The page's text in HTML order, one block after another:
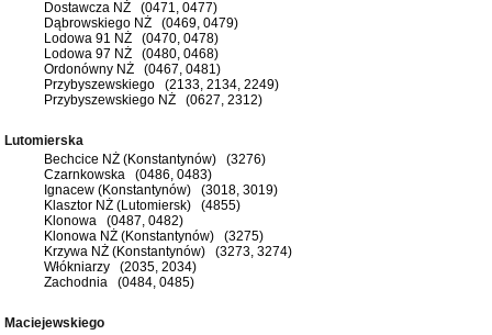
Dostawcza NŻ (0471, 0477)
Dąbrowskiego NŻ (0469, 0479)
Lodowa 91 NŻ (0470, 0478)
Lodowa 97 NŻ (0480, 0468)
Ordonówny NŻ (0467, 0481)
Przybyszewskiego (2133, 2134, 2249)
Przybyszewskiego NŻ (0627, 2312)
Lutomierska
Bechcice NŻ (Konstantynów) (3276)
Czarnkowska (0486, 0483)
Ignacew (Konstantynów) (3018, 3019)
Klasztor NŻ (Lutomiersk) (4855)
Klonowa (0487, 0482)
Klonowa NŻ (Konstantynów) (3275)
Krzywa NŻ (Konstantynów) (3273, 3274)
Włókniarzy (2035, 2034)
Zachodnia (0484, 0485)
Maciejewskiego